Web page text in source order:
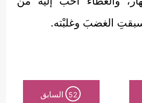
سبقتِ الغضبَ وغلبْته.
52 السابق